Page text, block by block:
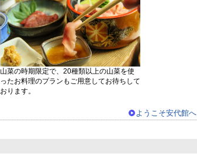
山菜の時期限定で、20種類以上の山菜を使
ったお料理のプランもご用意してお待ちして
おります。
ようこそ安代館へ